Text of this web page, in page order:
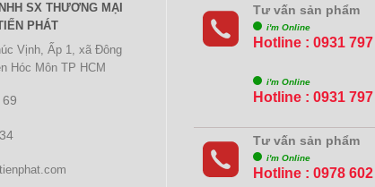
SX THƯƠNG MẠI
PHÁT
Vịnh, Ấp 1, xã Đông
Hóc Môn TP HCM
Tư vấn sản phẩm
i'm Online
Hotline : 0931
i'm Online
Hotline : 0931
Tư vấn sản phẩm
i'm Online
Hotline : 0978